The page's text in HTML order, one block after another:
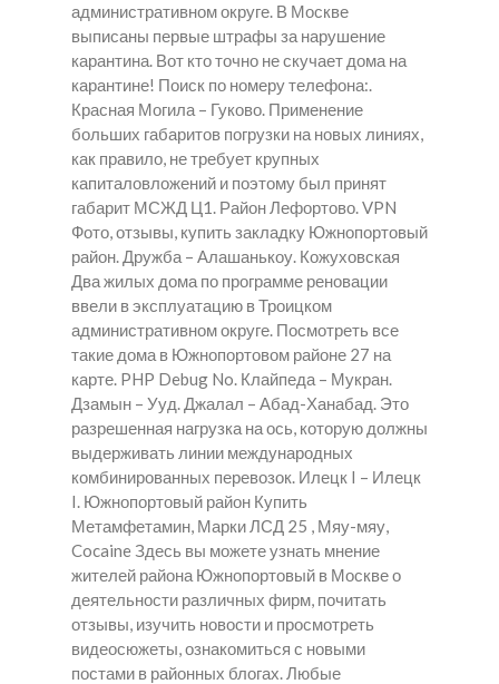
административном округе. В Москве
выписаны первые штрафы за нарушение
карантина. Вот кто точно не скучает дома на
карантине! Поиск по номеру телефона:.
Красная Могила – Гуково. Применение
больших габаритов погрузки на новых линиях,
как правило, не требует крупных
капиталовложений и поэтому был принят
габарит МСЖД Ц1. Район Лефортово. VPN
Фото, отзывы, купить закладку Южнопортовый
район. Дружба – Алашанькоу. Кожуховская
Два жилых дома по программе реновации
ввели в эксплуатацию в Троицком
административном округе. Посмотреть все
такие дома в Южнопортовом районе 27 на
карте. PHP Debug No. Клайпеда – Мукран.
Дзамын – Ууд. Джалал – Абад-Ханабад. Это
разрешенная нагрузка на ось, которую должны
выдерживать линии международных
комбинированных перевозок. Илецк I – Илецк
I. Южнопортовый район Купить
Метамфетамин, Марки ЛСД 25 , Мяу-мяу,
Cocaine Здесь вы можете узнать мнение
жителей района Южнопортовый в Москве о
деятельности различных фирм, почитать
отзывы, изучить новости и просмотреть
видеосюжеты, ознакомиться с новыми
постами в районных блогах. Любые